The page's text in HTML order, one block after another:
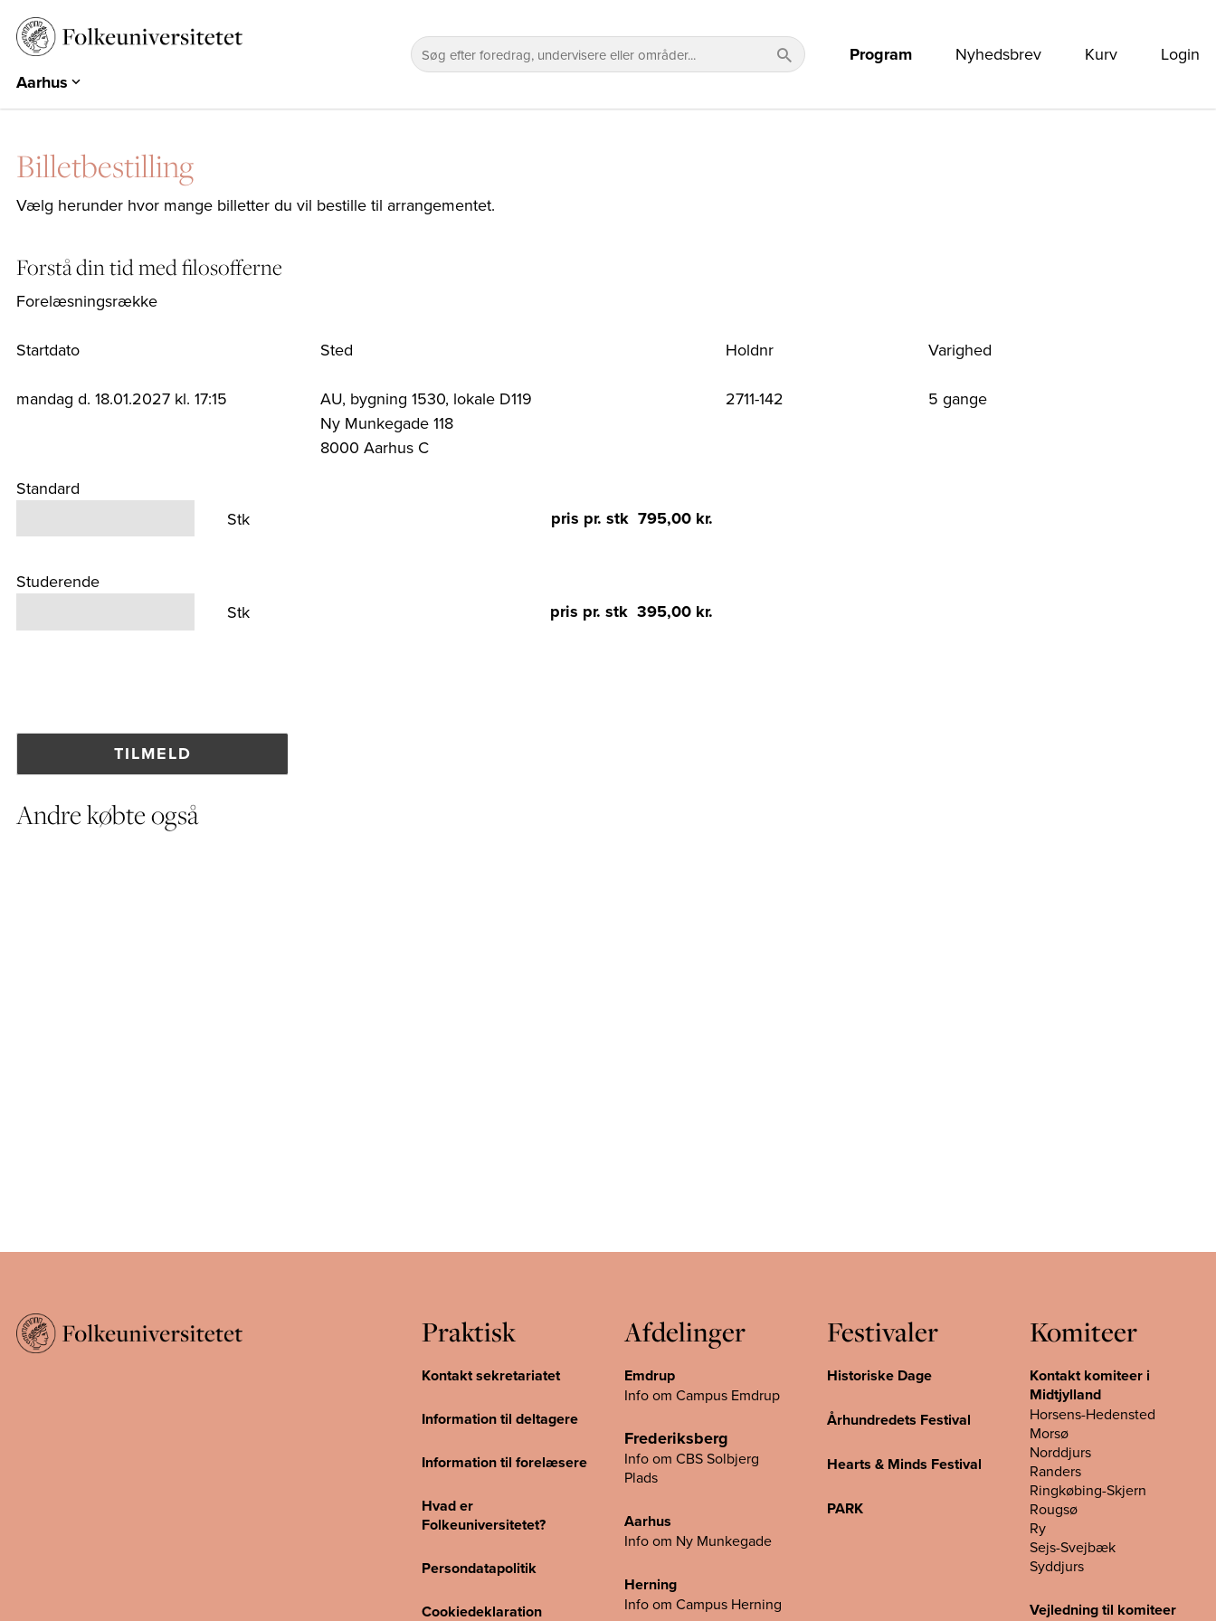
Aarhus
Aarhus
Herning
Hearts & Minds
PARK
EUROPA 360°
Program Nyhedsbrev Kurv Login
Billetbestilling
Vælg herunder hvor mange billetter du vil bestille til arrangementet.
Forstå din tid med filosofferne
Forelæsningsrække
Startdato
mandag d. 18.01.2027 kl. 17:15
Sted
AU, bygning 1530, lokale D119
Ny Munkegade 118
8000 Aarhus C
Holdnr
2711-142
Varighed
5 gange
Standard
Stk
pris pr. stk 795,00 kr.
Studerende
Stk
pris pr. stk 395,00 kr.
Andre købte også
Praktisk
Kontakt sekretariatet
Information til deltagere
Information til forelæsere
Hvad er
Folkeuniversitetet?
Persondatapolitik
Cookiedeklaration
Afdelinger
Emdrup
Info om Campus Emdrup
Frederiksberg
Info om CBS Solbjerg
Plads
Aarhus
Info om Ny Munkegade
Herning
Info om Campus Herning
Festivaler
Historiske Dage
Århundredets Festival
Hearts & Minds Festival
PARK
Komiteer
Kontakt komiteer i
Midtjylland
Horsens-Hedensted
Morsø
Norddjurs
Randers
Ringkøbing-Skjern
Rougsø
Ry
Sejs-Svejbæk
Syddjurs
Vejledning til komiteer